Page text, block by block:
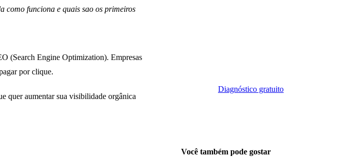
como funciona e quais sao os primeiros
(Search Engine Optimization). Empresas
por clique.
quer aumentar sua visibilidade orgânica
Diagnóstico gratuito
Você também pode gostar